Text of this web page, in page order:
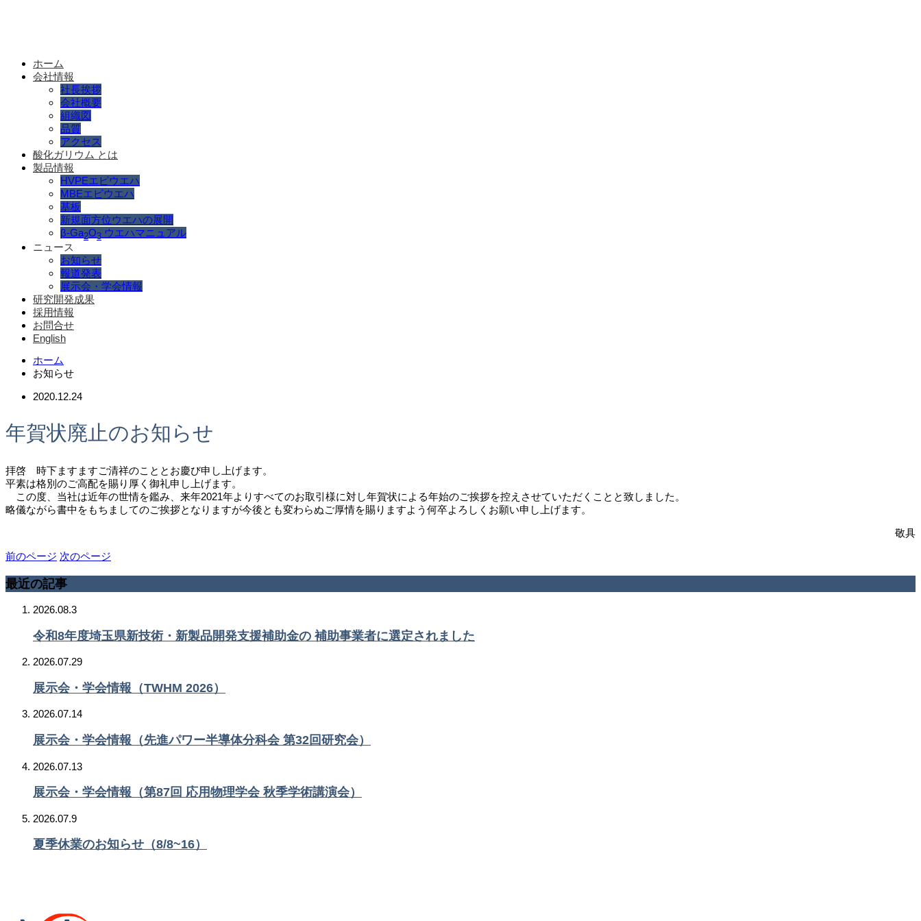
ホーム
会社情報
社長挨拶
会社概要
組織図
品質
アクセス
酸化ガリウム とは
製品情報
HVPEエピウエハ
MBEエピウエハ
基板
新規面方位ウエハの展開
β-Ga2O3 ウエハマニュアル
ニュース
お知らせ
報道発表
展示会・学会情報
研究開発成果
採用情報
お問合せ
English
ホーム
お知らせ
2020.12.24
年賀状廃止のお知らせ
拝啓 時下ますますご清祥のこととお慶び申し上げます。
平素は格別のご高配を賜り厚く御礼申し上げます。
この度、当社は近年の世情を鑑み、来年2021年よりすべてのお取引様に対し年賀状による年始のご挨拶を控えさせていただくことと致しました。
略儀ながら書中をもちましてのご挨拶となりますが今後とも変わらぬご厚情を賜りますよう何卒よろしくお願い申し上げます。
敬具
前のページ 次のページ
最近の記事
2026.08.3
令和8年度埼玉県新技術・新製品開発支援補助金の 補助事業者に選定されました
2026.07.29
展示会・学会情報（TWHM 2026）
2026.07.14
展示会・学会情報（先進パワー半導体分科会 第32回研究会）
2026.07.13
展示会・学会情報（第87回 応用物理学会 秋季学術講演会）
2026.07.9
夏季休業のお知らせ（8/8~16）